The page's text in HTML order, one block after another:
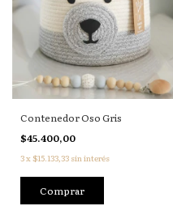
Contenedor Oso Gris
$45.400,00
3x$15.133,33 sin interés
Comprar